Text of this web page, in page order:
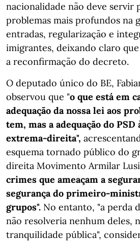
nacionalidade não deve servir
problemas mais profundos na
entradas, regularização e
imigrantes, deixando claro
a reconfirmação do decreto.
O deputado único do BE,
observou que "o que está em
adequação da nossa lei aos
tem, mas a adequação do
extrema-direita",
esquema tornado público do
direita Movimento Armilar
crimes que ameaçam a
segurança do primeiro-
grupos". No entanto, "a perda
não resolveria nenhum deles,
tranquilidade pública",